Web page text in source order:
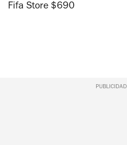
Fifa Store $690
PUBLICIDAD